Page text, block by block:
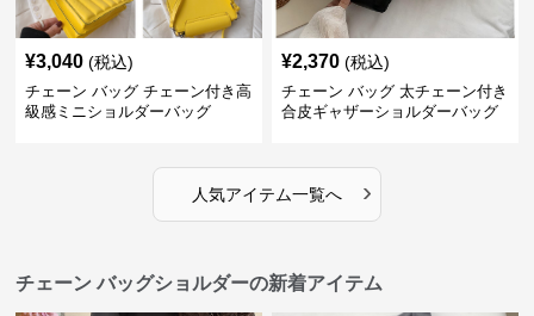
¥3,040 (税込)
チェーン バッグ チェーン付き高
級感ミニショルダーバッグ
¥2,370 (税込)
チェーン バッグ 太チェーン付き
合皮ギャザーショルダーバッグ
人気アイテム一覧へ ›
チェーン バッグショルダーの新着アイテム